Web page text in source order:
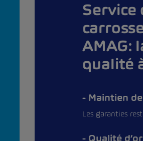
Service
AMAG:
qualité
Maintien
Les garanties
Qualité